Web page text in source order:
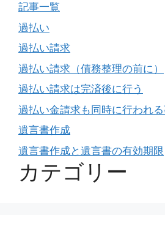
記事一覧
過払い
過払い請求
過払い請求（債務整理の前に）
過払い請求は完済後に行う
過払い金請求も同時に行われ
遺言書作成
遺言書作成と遺言書の有効期限
カテゴリー